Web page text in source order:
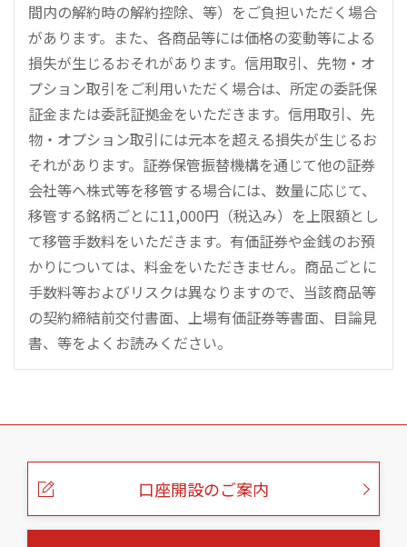
間内の解約時の解約控除、等）をご負担いただく場合
があります。また、各商品等には価格の変動等による
損失が生じるおそれがあります。信用取引、先物・オ
プション取引をご利用いただく場合は、所定の委託保
証金または委託証拠金をいただきます。信用取引、先
物・オプション取引には元本を超える損失が生じるお
それがあります。証券保管振替機構を通じて他の証券
会社等へ株式等を移管する場合には、数量に応じて、
移管する銘柄ごとに11,000円（税込み）を上限額とし
て移管手数料をいただきます。有価証券や金銭のお預
かりについては、料金をいただきません。商品ごとに
手数料等およびリスクは異なりますので、当該商品等
の契約締結前交付書面、上場有価証券等書面、目論見
書、等をよくお読みください。
こ
口座開設のご案内